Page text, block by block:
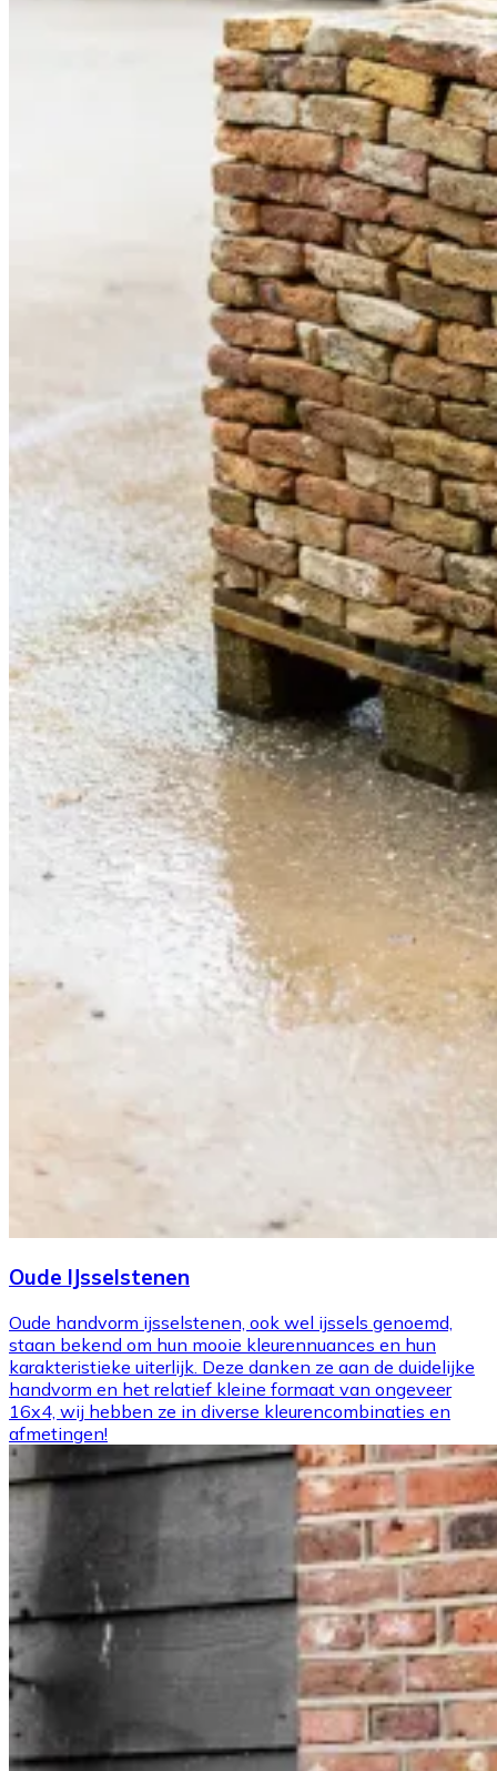
Oude IJsselstenen
Oude handvorm ijsselstenen, ook wel ijssels genoemd,
staan bekend om hun mooie kleurennuances en hun
karakteristieke uiterlijk. Deze danken ze aan de duidelijke
handvorm en het relatief kleine formaat van ongeveer
16x4, wij hebben ze in diverse kleurencombinaties en
afmetingen!